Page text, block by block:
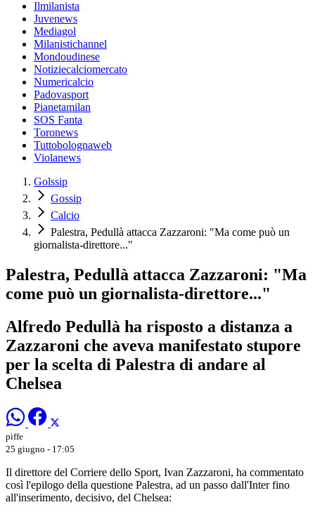
Ilmilanista
Juvenews
Mediagol
Milanistichannel
Mondoudinese
Notiziecalciomercato
Numericalcio
Padovasport
Pianetamilan
SOS Fanta
Toronews
Tuttobolognaweb
Violanews
Golssip
Gossip
Calcio
Palestra, Pedullà attacca Zazzaroni: "Ma come può un
giornalista-direttore..."
Palestra, Pedullà attacca Zazzaroni: "Ma
come può un giornalista-direttore..."
Alfredo Pedullà ha risposto a distanza a
Zazzaroni che aveva manifestato stupore
per la scelta di Palestra di andare al
Chelsea
piffe
25 giugno - 17:05
Il direttore del Corriere dello Sport, Ivan Zazzaroni, ha commentato
così l'epilogo della questione Palestra, ad un passo dall'Inter fino
all'inserimento, decisivo, del Chelsea: